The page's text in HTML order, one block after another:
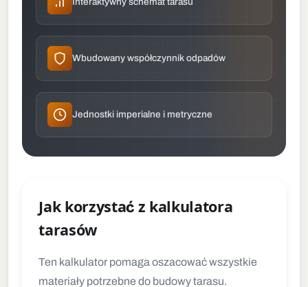
Wbudowany współczynnik odpadów
Jednostki imperialne i metryczne
Jak korzystać z kalkulatora
tarasów
Ten kalkulator pomaga oszacować wszystkie
materiały potrzebne do budowy tarasu.